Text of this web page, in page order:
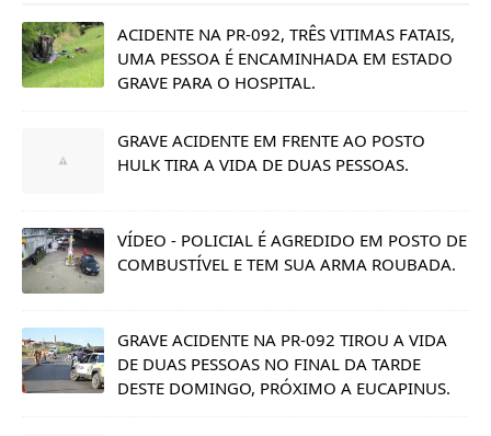
ACIDENTE NA PR-092, TRÊS VITIMAS FATAIS,
UMA PESSOA É ENCAMINHADA EM ESTADO
GRAVE PARA O HOSPITAL.
GRAVE ACIDENTE EM FRENTE AO POSTO
HULK TIRA A VIDA DE DUAS PESSOAS.
VÍDEO - POLICIAL É AGREDIDO EM POSTO DE
COMBUSTÍVEL E TEM SUA ARMA ROUBADA.
GRAVE ACIDENTE NA PR-092 TIROU A VIDA
DE DUAS PESSOAS NO FINAL DA TARDE
DESTE DOMINGO, PRÓXIMO A EUCAPINUS.